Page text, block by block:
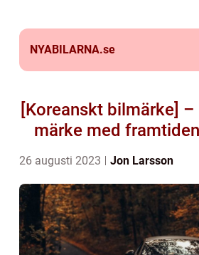
NYABILARNA.se
[Koreanskt bilmärke]
märke med
26 augusti 2023 Jon Larsson